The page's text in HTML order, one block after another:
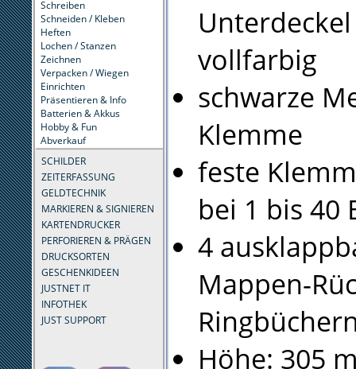
Schreiben
Schneiden / Kleben
Heften
Lochen / Stanzen
Zeichnen
Verpacken / Wiegen
Einrichten
Präsentieren & Info
Batterien & Akkus
Hobby & Fun
Abverkauf
SCHILDER
ZEITERFASSUNG
GELDTECHNIK
MARKIEREN & SIGNIEREN
KARTENDRUCKER
PERFORIEREN & PRÄGEN
DRUCKSORTEN
GESCHENKIDEEN
JUSTNET IT
INFOTHEK
JUST SUPPORT
Unterdeckel
vollfarbig
schwarze
Klemme
feste
bei 1 bis 40
4
Mappen-
Höhe: 305